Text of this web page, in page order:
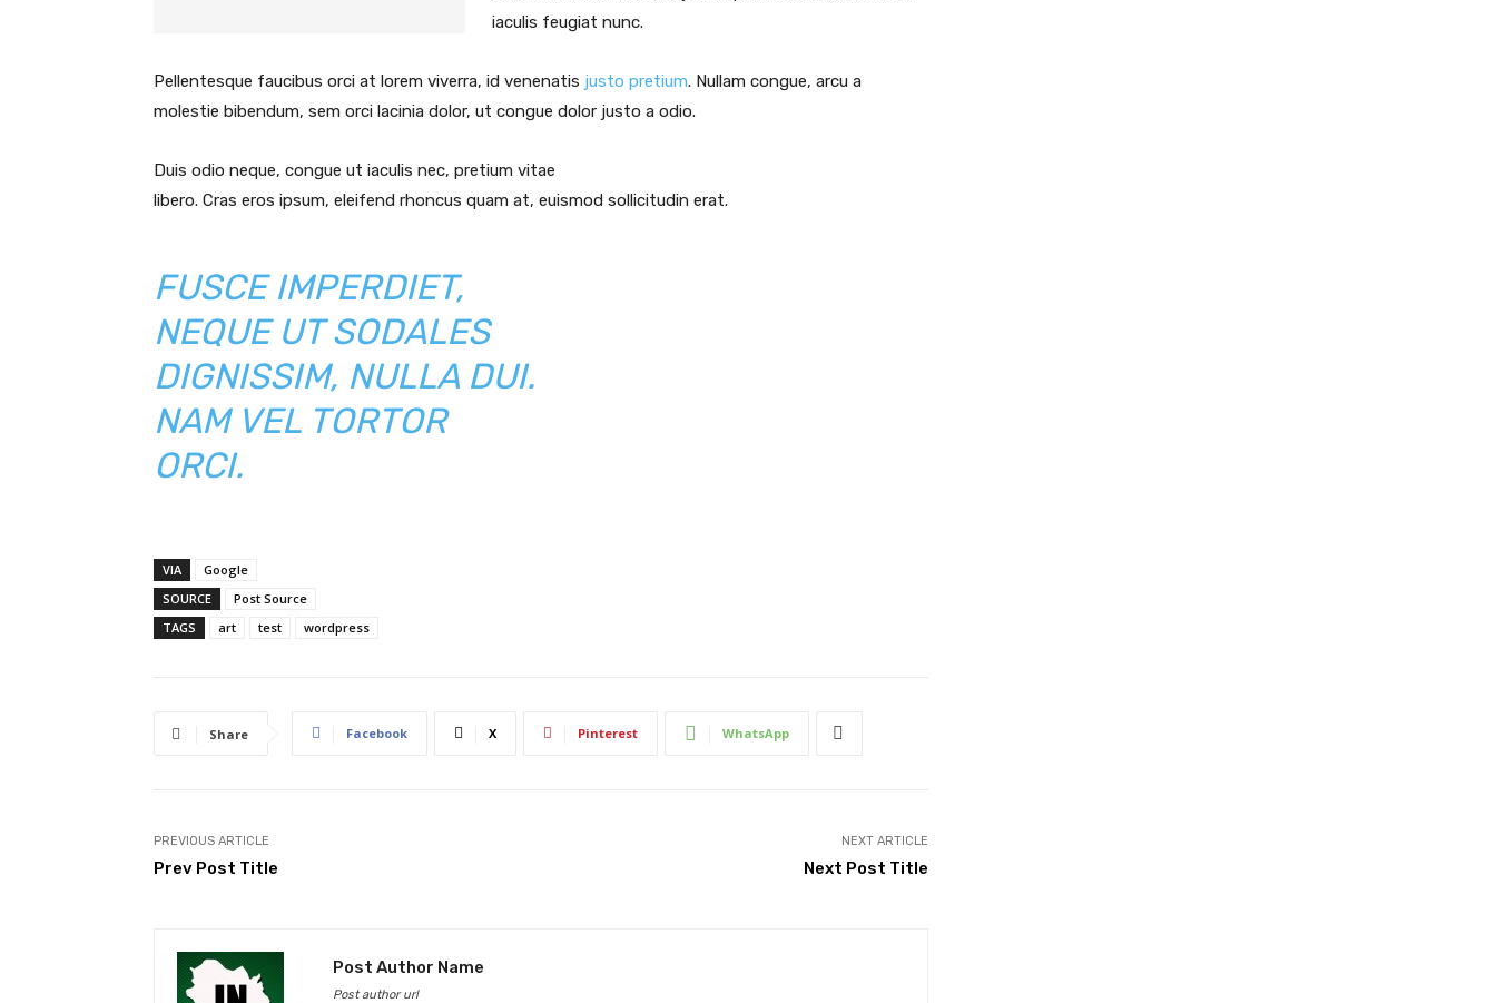
iaculis feugiat nunc.
Pellentesque faucibus orci at lorem viverra, id venenatis justo pretium. Nullam congue, arcu a
molestie bibendum, sem orci lacinia dolor, ut congue dolor justo a odio.
Duis odio neque, congue ut iaculis nec, pretium vitae
libero. Cras eros ipsum, eleifend rhoncus quam at, euismod sollicitudin erat.
FUSCE IMPERDIET,
NEQUE UT SODALES
DIGNISSIM, NULLA DUI.
NAM VEL TORTOR
ORCI.
VIA
Google
SOURCE
Post Source
TAGS
art test wordpress
Share Facebook X Pinterest WhatsApp
PREVIOUS ARTICLE
Prev Post Title
NEXT ARTICLE
Next Post Title
Post Author Name
Post author url